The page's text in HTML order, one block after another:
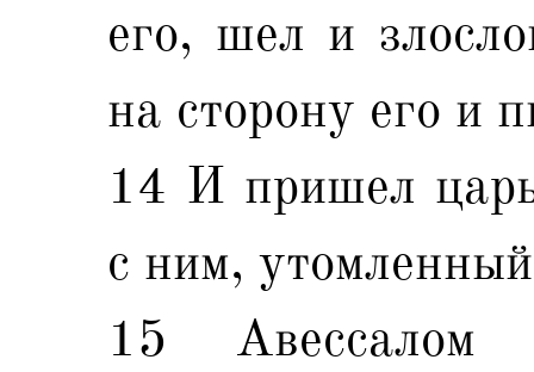
его, шел и
на сторону его и
14 И пришел
с ним,
15